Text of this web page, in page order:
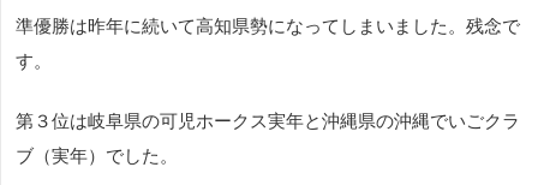
準優勝は昨年に続いて高知県勢になってしまいました。残念で
す。
第３位は岐阜県の可児ホークス実年と沖縄県の沖縄でいごクラ
ブ（実年）でした。